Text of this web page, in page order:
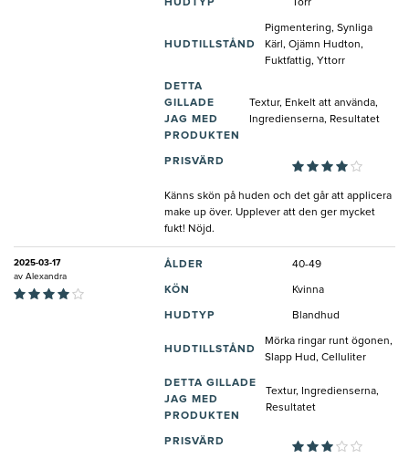
HUDTYP Torr
HUDTILLSTÅND
Pigmentering, Synliga
Kärl, Ojämn Hudton,
Fuktfattig, Yttorr
DETTA
GILLADE
JAG MED
PRODUKTEN
Textur, Enkelt att använda,
Ingredienserna, Resultatet
PRISVÄRD
Känns skön på huden och det går att applicera
make up över. Upplever att den ger mycket
fukt! Nöjd.
2025-03-17
av Alexandra
ÅLDER 40-49
KÖN Kvinna
HUDTYP Blandhud
HUDTILLSTÅND
Mörka ringar runt ögonen,
Slapp Hud, Celluliter
DETTA GILLADE
JAG MED
PRODUKTEN
Textur, Ingredienserna,
Resultatet
PRISVÄRD